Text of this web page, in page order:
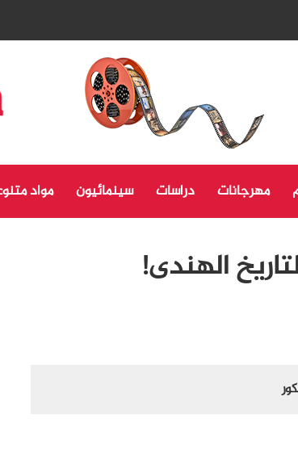
مهرجانات دراسات سينمائيون مواد
الهندى!